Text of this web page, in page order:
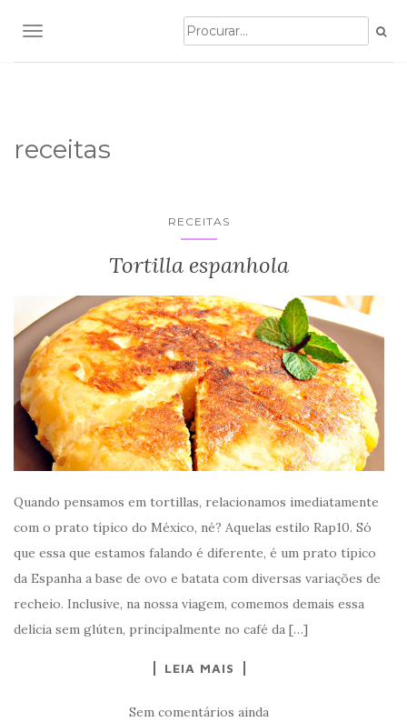
TOGGLE NAVIGATION
receitas
RECEITAS
Tortilla espanhola
Quando pensamos em tortillas, relacionamos imediatamente
com o prato típico do México, né? Aquelas estilo Rap10. Só
que essa que estamos falando é diferente, é um prato típico
da Espanha a base de ovo e batata com diversas variações de
recheio. Inclusive, na nossa viagem, comemos demais essa
delícia sem glúten, principalmente no café da […]
LEIA MAIS
Sem comentários ainda